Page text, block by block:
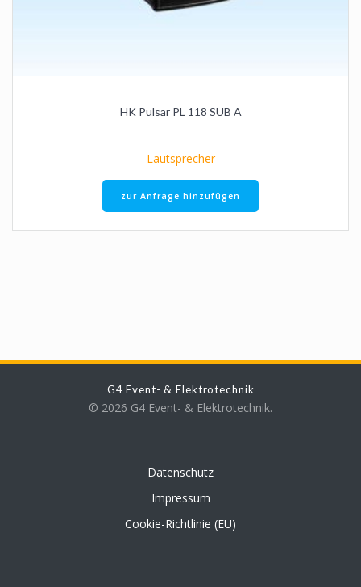
HK Pulsar PL 118 SUB A
Lautsprecher
zur Anfrage hinzufügen
G4 Event- & Elektrotechnik
© 2026 G4 Event- & Elektrotechnik.
Datenschutz
Impressum
Cookie-Richtlinie (EU)